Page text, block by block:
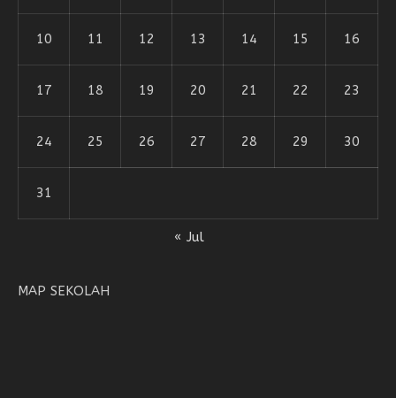
10 11 12 13 14 15 16
17 18 19 20 21 22 23
24 25 26 27 28 29 30
31
« Jul
MAP SEKOLAH